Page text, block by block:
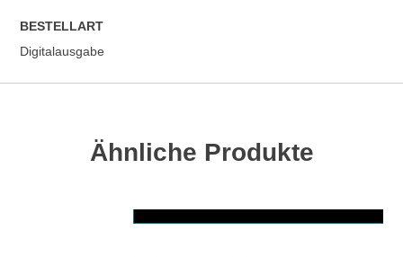
BESTELLART
Digitalausgabe
Ähnliche Produkte
Dieses Produkt weist mehrere Varianten auf. Die Optionen können auf der Produktseite gewählt werden